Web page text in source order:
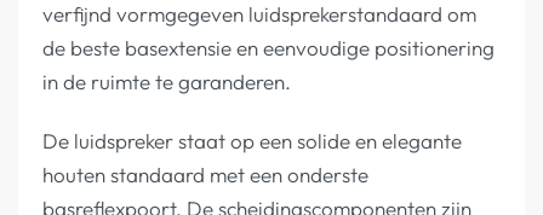
verfijnd vormgegeven luidsprekerstandaard om
de beste basextensie en eenvoudige positionering
in de ruimte te garanderen.
De luidspreker staat op een solide en elegante
houten standaard met een onderste
basreflexpoort. De scheidingscomponenten zijn